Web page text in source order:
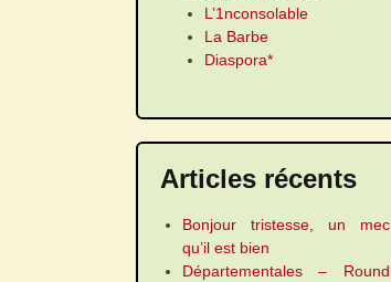
L’1nconsolable
La Barbe
Diaspora*
Articles récents
Bonjour tristesse, un mec
qu’il est bien
Départementales – Round